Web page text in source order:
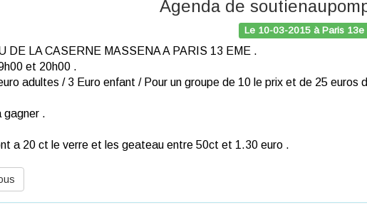
Agenda de
Le 10-03-2015 à Paris 13e
DE LA CASERNE MASSENA A PARIS 13 EME .
et 20h00 .
adultes / 3 Euro enfant / Pour un groupe de 10 le prix et de 25 euros
gagner .
a 20 ct le verre et les geateau entre 50ct et 1.30 euro .